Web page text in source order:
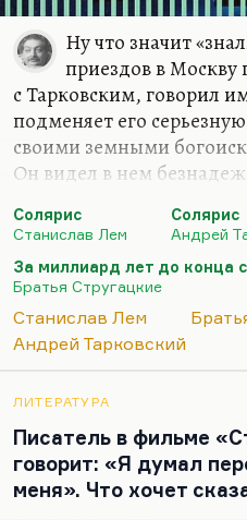
Ну что значит
приездов в Москву
с Тарковским, говорил
подменяет его
своими земными
Он видел в нем
Но Лем и Стругацкие,
взаимного влияния. Я
найденная в ванне»
особенности на «За
Стругацких, прежде
Странников, я думаю,
Солярис
Станислав Лем
Солярис
Андрей
За миллиард лет до конца
Братья Стругацкие
Станислав Лем
Андрей Тарковский
ЛИТЕРАТУРА
Писатель в фильме
говорит: «Я думал
меня». Что хочет